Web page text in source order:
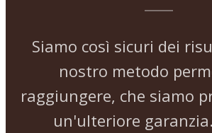
Siamo così sicuri dei
nostro metodo
raggiungere, che siamo
un'ulteriore